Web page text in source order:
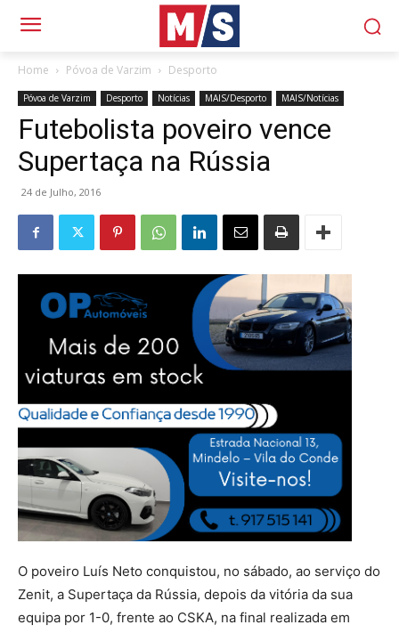
Home Póvoa de Varzim Desporto
Póvoa de Varzim Desporto Notícias MAIS/Desporto MAIS/Notícias
Futebolista poveiro vence
Supertaça na Rússia
24 de Julho, 2016
O poveiro Luís Neto conquistou, no sábado, ao serviço do
Zenit, a Supertaça da Rússia, depois da vitória da sua
equipa por 1-0, frente ao CSKA, na final realizada em